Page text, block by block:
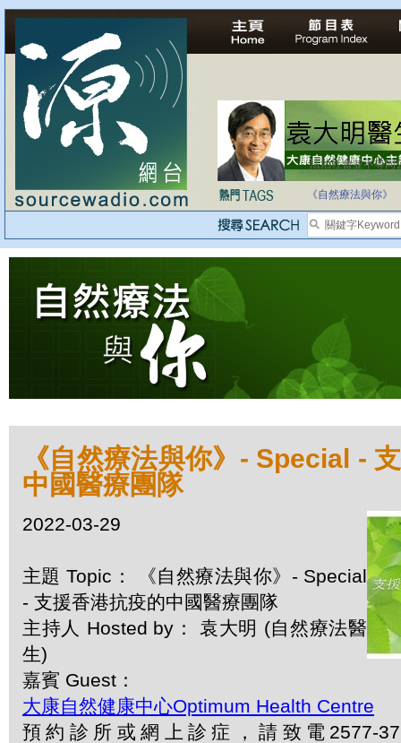
法治社會並不等同
《自然療法與你》
《自然療法與你》- Special -
中國醫療團隊
2022-03-29
主題 Topic： 《自然療法與你》- Special
- 支援香港抗疫的中國醫療團隊
主持人 Hosted by： 袁大明 (自然療法醫
生)
嘉賓 Guest：
大康自然健康中心Optimum Health Centre
預約診所或網上診症，請致電2577-